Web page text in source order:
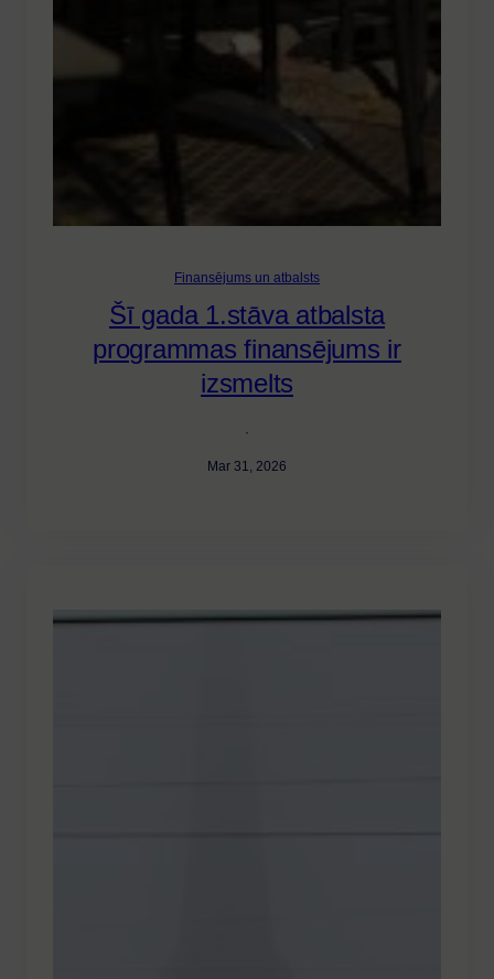
Finansējums un atbalsts
Šī gada 1.stāva atbalsta
programmas finansējums ir
izsmelts
·
Mar 31, 2026